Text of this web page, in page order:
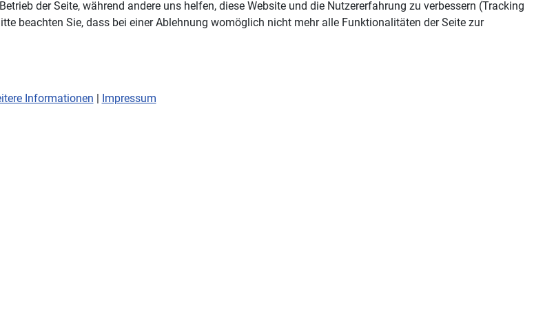
der Seite, während andere uns helfen, diese Website und die Nutzererfahrung zu verbessern (Tracking
beachten Sie, dass bei einer Ablehnung womöglich nicht mehr alle Funktionalitäten der Seite zur
Informationen | Impressum